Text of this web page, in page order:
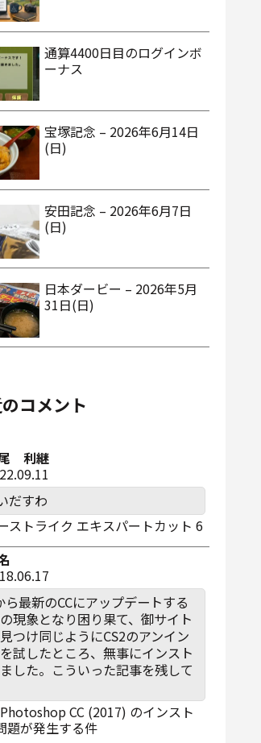
通算4400日目のログインボ
ーナス
宝塚記念 – 2026年6月14日
(日)
安田記念 – 2026年6月7日
(日)
日本ダービー – 2026年5月
31日(日)
コメント
利継
だすわ
ストライク エキスパートカット 6
ら最新のCCにアップデートする
現象となり困り果て、御サイト
つけ同じようにCS2のアンイン
試したところ、無事にインスト
した。こういった記事を残して
CC (2017) のインスト
題が発生する件